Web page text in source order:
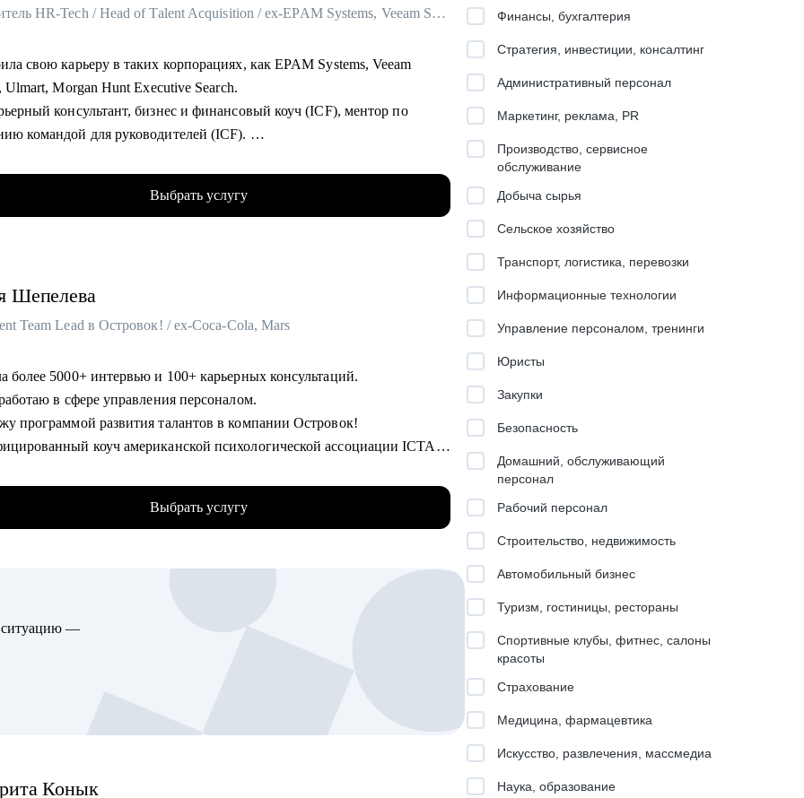
Руководитель HR-Tech / Head of Talent Acquisition / ex-EPAM Systems, Veeam Software
свою карьеру в таких корпорациях, как EPAM Systems, Veeam
Ulmart, Morgan Hunt Executive Search.
консультант, бизнес и финансовый коуч (ICF), ментор по
командой для руководителей (ICF).
на всех континентах, привлекала лучшие таланты в России и
команды для активов компаний списка Forbes Russia.
резюме.
сессий.
карьеры и определить карьерные цели.
опыт и подготовить к интервью.
навык управления командой.
в направлениях Product Management, Project Management,
Выбрать услугу
Шепелева
Team Lead в Островок! / ex-Coca-Cola, Mars
более 5000+ интервью и 100+ карьерных консультаций.
в сфере управления персоналом.
программой развития талантов в компании Островок!
коуч американской психологической ассоциации ICTA.
раз и навсегда.
стратегию найма для тебя или твоего отдела с нуля.
Выбрать услугу
ситуацию —
Конык
Финансы, бухгалтерия
Стратегия, инвестиции, консалтинг
Административный персонал
Маркетинг, реклама, PR
Производство, сервисное
обслуживание
Добыча сырья
Сельское хозяйство
Транспорт, логистика, перевозки
Информационные технологии
Управление персоналом, тренинги
Юристы
Закупки
Безопасность
Домашний, обслуживающий
персонал
Рабочий персонал
Строительство, недвижимость
Автомобильный бизнес
Туризм, гостиницы, рестораны
Спортивные клубы, фитнес, салоны
красоты
Страхование
Медицина, фармацевтика
Искусство, развлечения, массмедиа
Наука, образование